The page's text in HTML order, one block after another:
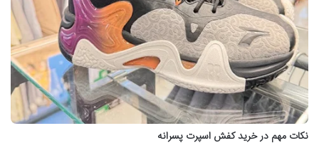
نکات مهم در خرید کفش اسپرت پسرانه